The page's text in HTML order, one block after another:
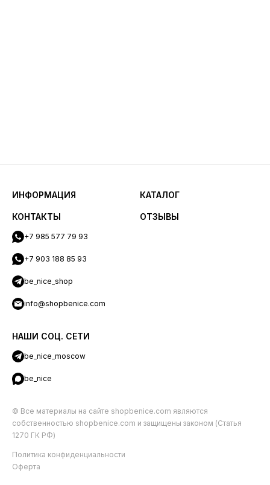
ИНФОРМАЦИЯ КАТАЛОГ
КОНТАКТЫ
+7 985 577 79 93
+7 903 188 85 93
be_nice_shop
info@shopbenice.com
НАШИ СОЦ. СЕТИ
be_nice_moscow
be_nice
ОТЗЫВЫ
© Все материалы на сайте shopbenice.com являются
собственностью shopbenice.com и защищены законом (Статья
1270 ГК РФ)
Политика конфиденциальности
Оферта